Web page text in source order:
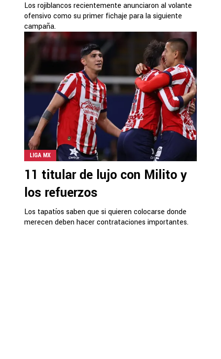
Los rojiblancos recientemente anunciaron al volante
ofensivo como su primer fichaje para la siguiente
campaña.
LIGA MX
11 titular de lujo con Milito y
los refuerzos
Los tapatíos saben que si quieren colocarse donde
merecen deben hacer contrataciones importantes.